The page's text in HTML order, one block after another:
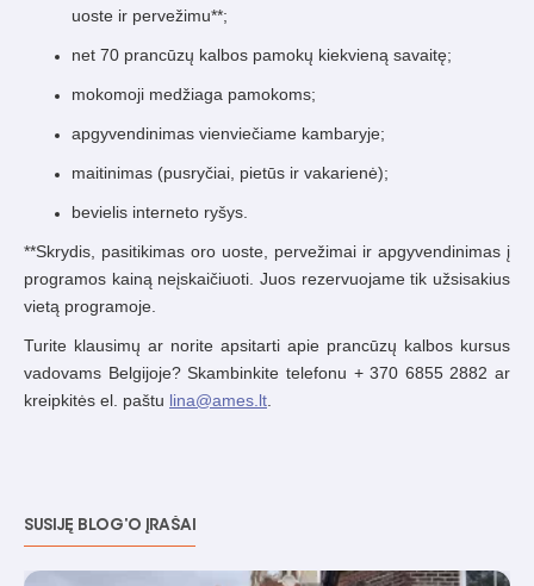
uoste ir pervežimu**;
net 70 prancūzų kalbos pamokų kiekvieną savaitę;
mokomoji medžiaga pamokoms;
apgyvendinimas vienviečiame kambaryje;
maitinimas (pusryčiai, pietūs ir vakarienė);
bevielis interneto ryšys.
**Skrydis, pasitikimas oro uoste, pervežimai ir apgyvendinimas į
programos kainą neįskaičiuoti. Juos rezervuojame tik užsisakius
vietą programoje.
Turite klausimų ar norite apsitarti apie prancūzų kalbos kursus
vadovams Belgijoje? Skambinkite telefonu + 370 6855 2882 ar
kreipkitės el. paštu lina@ames.lt.
SUSIJĘ BLOG'O ĮRAŠAI